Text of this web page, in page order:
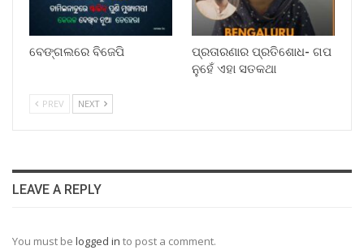
ବେଙ୍ଗଲରେ ବିଜେପି
ପ୍ରତାରଣାର ପ୍ରତିଶୋଧ- ଗପ
ନୁହେଁ ଏହା ସତକଥା
PREV NEXT
LEAVE A REPLY
You must be logged in to post a comment.